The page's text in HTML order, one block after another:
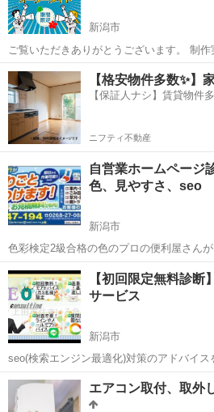
新潟市
ご覧いただきありがとうございます。 制作実績を増やしたいため、モ
ニターさんを募集しております。 通常100,000円～の制作費を無料に
させて頂きます。 ・ページ数：
新潟 新潟市 その他 無料
【格安物件多数✨】
【保証人ナシ】賃貸物件
ニフティ不動産
自営業ホームページ
色、見やすさ、seo
新潟市
色彩検定2級合格の色のプロの便利屋さん
のカラー診断し、激安料金にてアドバイス
デザイン、配置、色の使い方、seoなど各
得です。 一般に自己...
新潟 新潟市 その他 ホームペー
【初回限定無料診
サービス
新潟市
seo(検索エンジン最適化)対策のアドバイス
どの検索で上位にきやすくなります。 自己流でやってる方も、１か月
プロのアドバイスを受けてｈｐ修正すれば
高いのでお勧め...
新潟 新潟市 その他 無料
エアコン取付、取外